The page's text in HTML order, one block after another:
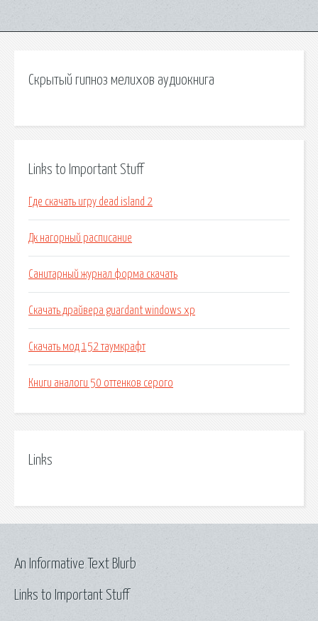
Скрытый гипноз мелихов аудиокнига
Links to Important Stuff
Где скачать игру dead island 2
Дк нагорный расписание
Санитарный журнал форма скачать
Скачать драйвера guardant windows xp
Скачать мод 152 таумкрафт
Книги аналоги 50 оттенков серого
Links
Links to Important Stuff
An Informative Text Blurb